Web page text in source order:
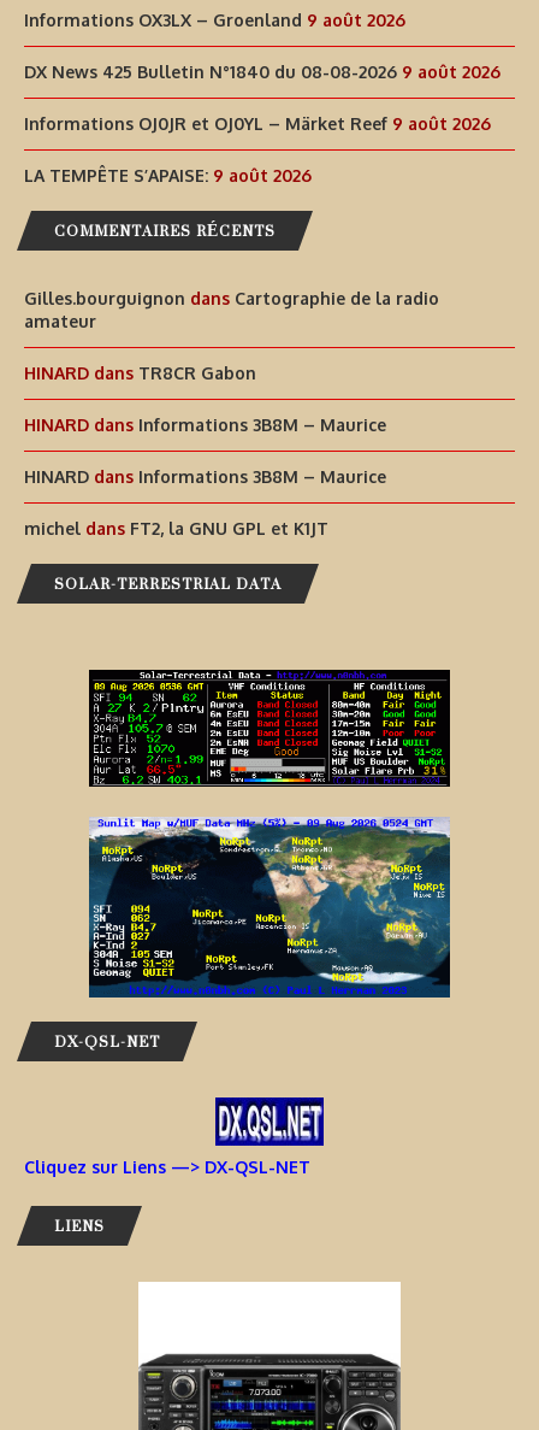
Informations OX3LX – Groenland 9 août 2026
DX News 425 Bulletin N°1840 du 08-08-2026 9 août 2026
Informations OJ0JR et OJ0YL – Märket Reef 9 août 2026
LA TEMPÊTE S’APAISE: 9 août 2026
COMMENTAIRES RÉCENTS
Gilles.bourguignon dans Cartographie de la radio
amateur
HINARD dans TR8CR Gabon
HINARD dans Informations 3B8M – Maurice
HINARD dans Informations 3B8M – Maurice
michel dans FT2, la GNU GPL et K1JT
SOLAR-TERRESTRIAL DATA
DX-QSL-NET
Cliquez sur Liens —> DX-QSL-NET
LIENS